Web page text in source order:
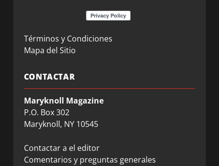
Términos y Condiciones
Mapa del Sitio
CONTACTAR
Maryknoll Magazine
P.O. Box 302
Maryknoll, NY 10545
Contactar a el editor
Comentarios y preguntas generales